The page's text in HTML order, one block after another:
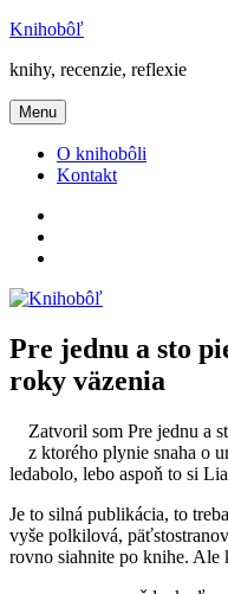
Prejsť
obsah
Knihobôľ
knihy, recenzie, reflexie
Menu
O knihobôli
Kontakt
Pre jednu a sto
roky väzenia
Zatvoril som Pre jednu a
z ktorého plynie snaha o
ledabolo, lebo aspoň to si
Je to silná publikácia, to
vyše polkilová,
rovno siahnite po knihe.